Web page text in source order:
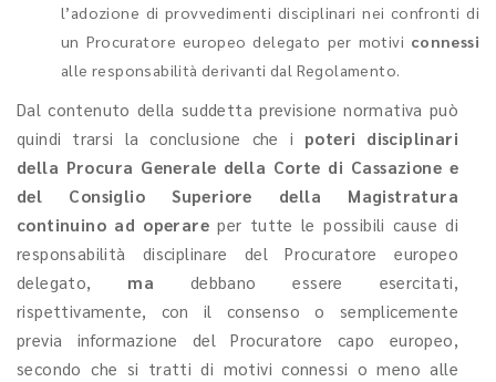
l’adozione di provvedimenti disciplinari nei confronti di
un Procuratore europeo delegato per motivi connessi
alle responsabilità derivanti dal Regolamento.
Dal contenuto della suddetta previsione normativa può
quindi trarsi la conclusione che i poteri disciplinari
della Procura Generale della Corte di Cassazione e
del Consiglio Superiore della Magistratura
continuino ad operare per tutte le possibili cause di
responsabilità disciplinare del Procuratore europeo
delegato, ma debbano essere esercitati,
rispettivamente, con il consenso o semplicemente
previa informazione del Procuratore capo europeo,
secondo che si tratti di motivi connessi o meno alle